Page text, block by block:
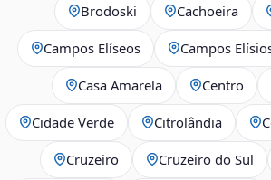
Brodoski Cachoeira
Campos Elíseos Campos
Casa Amarela Centro
Cidade Verde Citrolândia
Cruzeiro Cruzeiro do Sul